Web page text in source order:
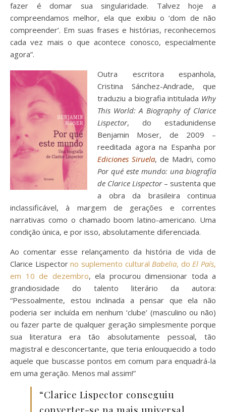
fazer é domar sua singularidade. Talvez hoje a
compreendamos melhor, ela que exibiu o ‘dom de não
compreender’. Em suas frases e histórias, reconhecemos
cada vez mais o que acontece conosco, especialmente
agora”.
Outra escritora espanhola,
Cristina Sánchez-Andrade, que
traduziu a biografia intitulada Why
This World: A Biography of Clarice
Lispector, do estadunidense
Benjamin Moser, de 2009 –
reeditada agora na Espanha por
Ediciones Siruela, de Madri, como
Por qué este mundo: una biografía
de Clarice Lispector – sustenta que
a obra da brasileira continua
inclassificável, à margem de gerações e correntes
narrativas como o chamado boom latino-americano. Uma
condição única, e por isso, absolutamente diferenciada.
Ao comentar esse relançamento da história de vida de
Clarice Lispectorno suplemento culturalBabelia, doEl País,
em 10 de dezembro, ela procurou dimensionar toda a
grandiosidade do talento literário da autora:
“Pessoalmente, estou inclinada a pensar que ela não
poderia ser incluída em nenhum ‘clube’ (masculino ou não)
ou fazer parte de qualquer geração simplesmente porque
sua literatura era tão absolutamente pessoal, tão
magistral e desconcertante, que teria enlouquecido a todo
aquele que buscasse pontos em comum para enquadrá-la
em uma geração. Menos mal assim!”
“Clarice Lispector conseguiu